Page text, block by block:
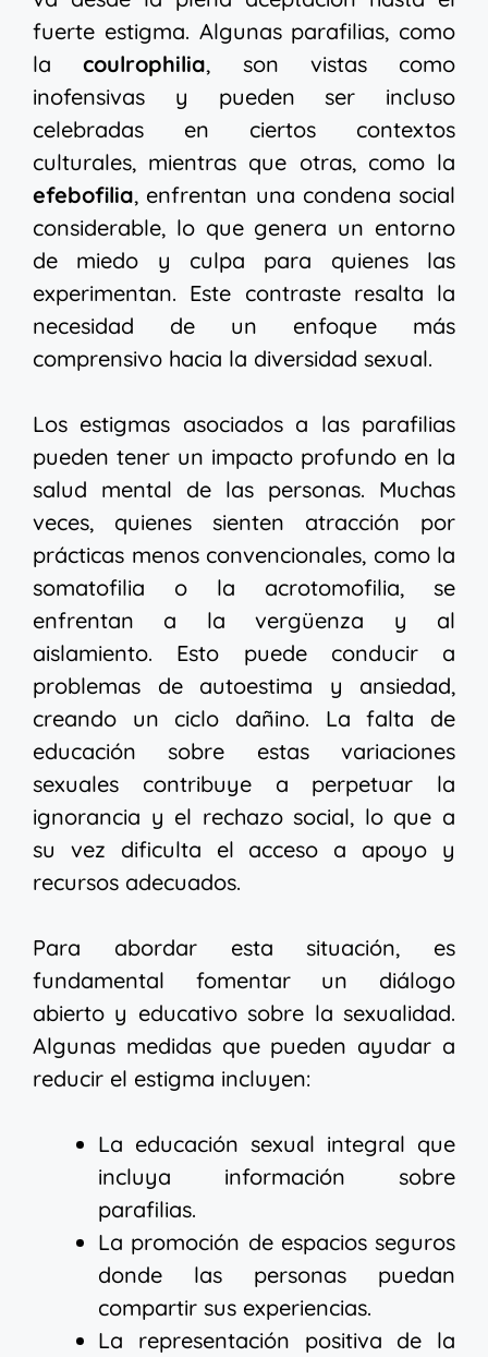
fuerte estigma. Algunas parafilias, como
lacoulrophilia, son vistas como
inofensivas y pueden ser incluso
celebradas en ciertos contextos
culturales, mientras que otras, como la
efebofilia, enfrentan una condena social
considerable, lo que genera un entorno
de miedo y culpa para quienes las
experimentan. Este contraste resalta la
necesidad de un enfoque más
comprensivo hacia la diversidad sexual.
Los estigmas asociados a las parafilias
pueden tener un impacto profundo en la
salud mental de las personas. Muchas
veces, quienes sienten atracción por
prácticas menos convencionales, como la
somatofilia o la acrotomofilia, se
enfrentan a la vergüenza y al
aislamiento. Esto puede conducir a
problemas de autoestima y ansiedad,
creando un ciclo dañino. La falta de
educación sobre estas variaciones
sexuales contribuye a perpetuar la
ignorancia y el rechazo social, lo que a
su vez dificulta el acceso a apoyo y
recursos adecuados.
Para abordar esta situación, es
fundamental fomentar un diálogo
abierto y educativo sobre la sexualidad.
Algunas medidas que pueden ayudar a
reducir el estigma incluyen:
La educación sexual integral que
incluya información sobre
parafilias.
La promoción de espacios seguros
donde las personas puedan
compartir sus experiencias.
La representación positiva de la